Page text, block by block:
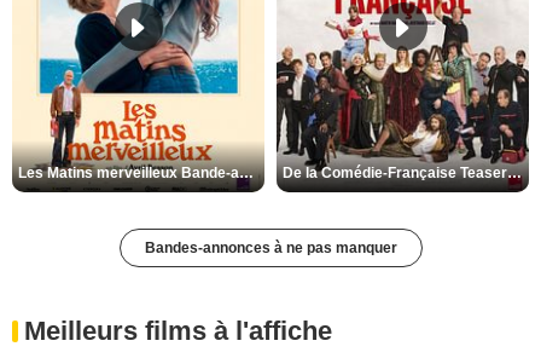
Les Matins merveilleux Bande-annonce VF De la Comédie-Française Teaser VF
Bandes-annonces à ne pas manquer
Meilleurs films à l'affiche